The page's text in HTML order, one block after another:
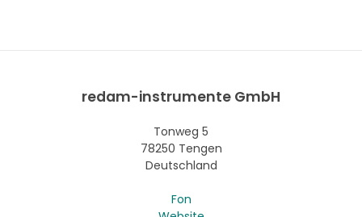
redam-instrumente GmbH
Tonweg 5
78250 Tengen
Deutschland
Fon